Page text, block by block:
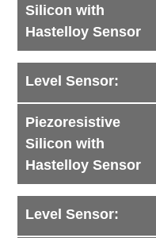
Silicon with
Hastelloy Sensor
Level Sensor:
Piezoresistive
Silicon with
Hastelloy Sensor
Level Sensor: